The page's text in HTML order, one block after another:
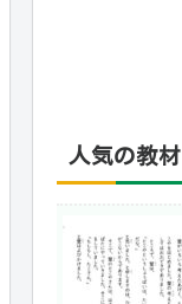
人気の教材